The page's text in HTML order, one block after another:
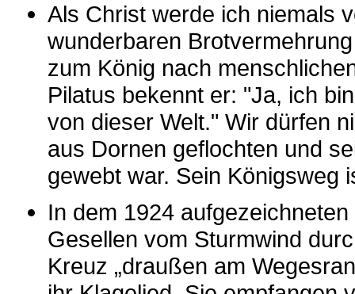
Als Christ werde ich niemals
wunderbaren
zum König nach
Pilatus bekennt er: "Ja, ich
von dieser Welt." Wir dürfen
aus Dornen geflochten und
gewebt war. Sein Königsweg
In dem 1924
Gesellen vom Sturmwind
Kreuz „draußen am